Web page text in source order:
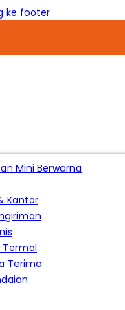
ke footer
Mini Berwarna
Kantor
Termal
Terima